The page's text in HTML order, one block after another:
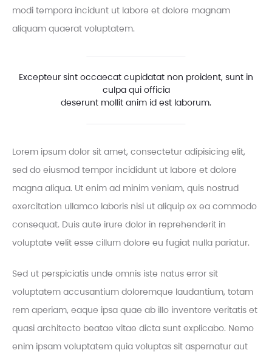
modi tempora incidunt ut labore et dolore magnam
aliquam quaerat voluptatem.
Excepteur sint occaecat cupidatat non proident, sunt in
culpa qui officia
deserunt mollit anim id est laborum.
Lorem ipsum dolor sit amet, consectetur adipisicing elit,
sed do eiusmod tempor incididunt ut labore et dolore
magna aliqua. Ut enim ad minim veniam, quis nostrud
exercitation ullamco laboris nisi ut aliquip ex ea commodo
consequat. Duis aute irure dolor in reprehenderit in
voluptate velit esse cillum dolore eu fugiat nulla pariatur.
Sed ut perspiciatis unde omnis iste natus error sit
voluptatem accusantium doloremque laudantium, totam
rem aperiam, eaque ipsa quae ab illo inventore veritatis et
quasi architecto beatae vitae dicta sunt explicabo. Nemo
enim ipsam voluptatem quia voluptas sit aspernatur aut